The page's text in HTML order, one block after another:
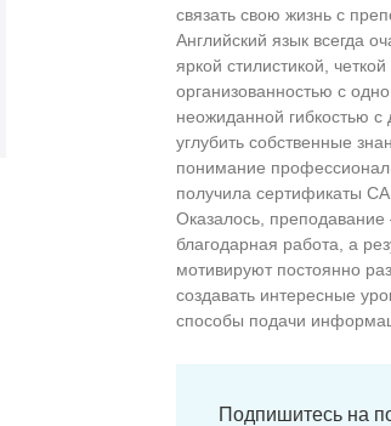
связать свою жизнь с
Английский язык всегда
яркой стилистикой, четкой
организованностью с
неожиданной гибкостью с
углубить собственные
понимание
получила сертификаты
Оказалось, преподавание
благодарная работа, а
мотивируют постоянно
создавать интересные
способы подачи
Подпишитесь на